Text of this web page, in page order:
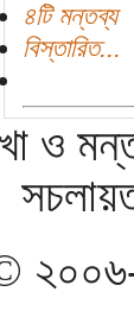
৪টি মন্তব্য
বিস্তারিত...
ও